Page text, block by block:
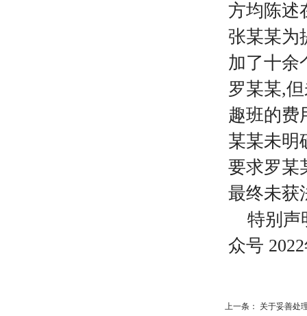
方均陈述
张某某为
加了十余
罗某某,
趣班的费
某某未明
要求罗某
最终未获
特别声
众号
上一条：
关于妥善处